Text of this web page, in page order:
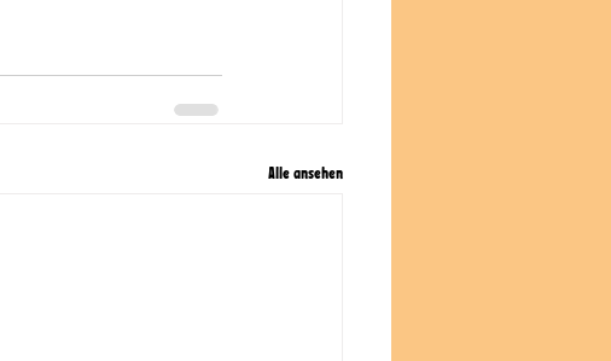
Alle ansehen